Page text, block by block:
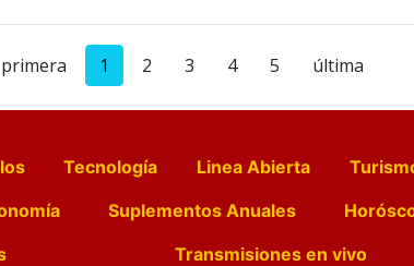
primera 1 2 3 4 5 última
Tecnología Linea Abierta
Suplementos Anuales
Transmisiones en vivo